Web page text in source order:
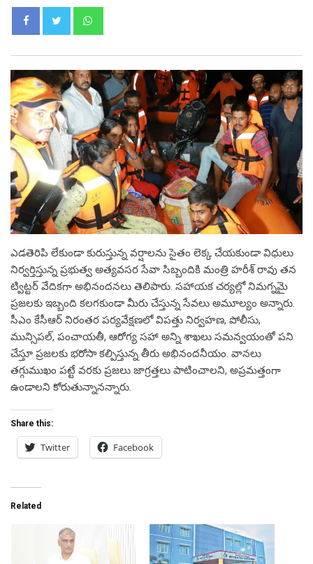
ఎడతెరిపి లేకుండా కురుస్తున్న వర్షాలను సైతం లెక్క చేయకుండా విధులు
నిర్వర్తిస్తున్న ప్రభుత్వ అత్యవసర సేవా సిబ్బందికి మంత్రి హరీశ్ రావు తన
ట్విట్టర్ వేదికగా అభినందనలు తెలిపారు. సహాయక చర్యల్లో నిమగ్నమై
ప్రజలకు ఇబ్బంది కలగకుండా మీరు చేస్తున్న సేవలు అమూల్యం అన్నారు.
సీఎం కేసీఆర్ నిరంతర పర్యవేక్షణలో విపత్తు నిర్వహణ, పోలీసు,
మున్సిపల్, పంచాయతీ, ఆరోగ్య సహా అన్ని శాఖలు సమన్వయంతో పని
చేస్తూ ప్రజలకు భరోసా కల్పిస్తున్న తీరు అభినందనీయం. వానలు
తగ్గుముఖం పట్టే వరకు ప్రజలు జాగ్రత్తలు పాటించాలని, అప్రమత్తంగా
ఉండాలని కోరుతున్నానన్నారు.
Share this:
Twitter Facebook
Related